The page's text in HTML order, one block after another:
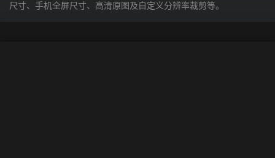
尺寸、手机全屏尺寸、高清原图及自定义分辨率裁剪等。